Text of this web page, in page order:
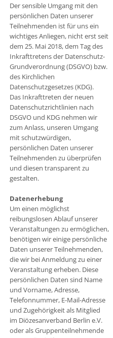
Der sensible Umgang mit den
persönlichen Daten unserer
Teilnehmenden ist für uns ein
wichtiges Anliegen, nicht erst seit
dem 25. Mai 2018, dem Tag des
Inkrafttretens der Datenschutz-
Grundverordnung (DSGVO) bzw.
des Kirchlichen
Datenschutzgesetzes (KDG).
Das Inkrafttreten der neuen
Datenschutzrichtlinien nach
DSGVO und KDG nehmen wir
zum Anlass, unseren Umgang
mit schutzwürdigen,
persönlichen Daten unserer
Teilnehmenden zu überprüfen
und diesen transparent zu
gestalten.
Datenerhebung
Um einen möglichst
reibungslosen Ablauf unserer
Veranstaltungen zu ermöglichen,
benötigen wir einige persönliche
Daten unserer Teilnehmenden,
die wir bei Anmeldung zu einer
Veranstaltung erheben. Diese
persönlichen Daten sind Name
und Vorname, Adresse,
Telefonnummer, E-Mail-Adresse
und Zugehörigkeit als Mitglied
im Diözesanverband Berlin e.V.
oder als Gruppenteilnehmende